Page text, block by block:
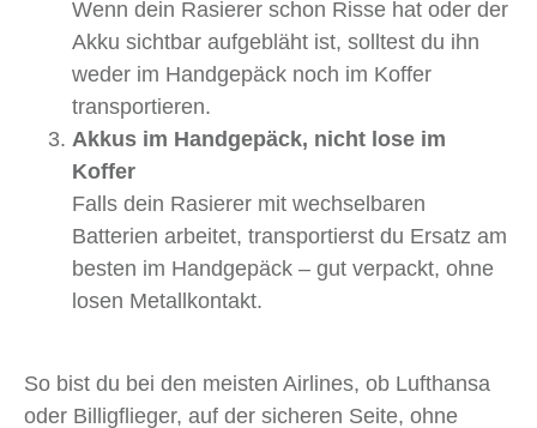
Wenn dein Rasierer schon Risse hat oder der
Akku sichtbar aufgebläht ist, solltest du ihn
weder im Handgepäck noch im Koffer
transportieren.
Akkus im Handgepäck, nicht lose im
Koffer
Falls dein Rasierer mit wechselbaren
Batterien arbeitet, transportierst du Ersatz am
besten im Handgepäck – gut verpackt, ohne
losen Metallkontakt.
So bist du bei den meisten Airlines, ob Lufthansa
oder Billigflieger, auf der sicheren Seite, ohne